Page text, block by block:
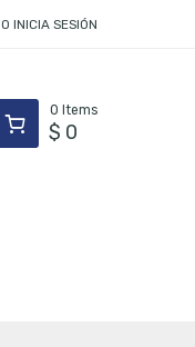
INICIA SESIÓN
0 Items
$ 0